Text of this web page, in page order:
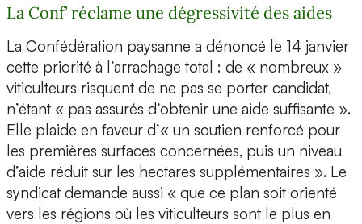
La Conf’ réclame une dégressivité des aides
La Confédération paysanne a dénoncé le 14 janvier
cette priorité à l’arrachage total : de « nombreux »
viticulteurs risquent de ne pas se porter candidat,
n’étant « pas assurés d’obtenir une aide suffisante ».
Elle plaide en faveur d’« un soutien renforcé pour
les premières surfaces concernées, puis un niveau
d’aide réduit sur les hectares supplémentaires ». Le
syndicat demande aussi « que ce plan soit orienté
vers les régions où les viticulteurs sont le plus en